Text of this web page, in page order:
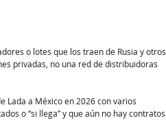
o lotes que los traen de Rusia y otros
privadas, no una red de distribuidoras
Lada a México en 2026 con varios
o “si llega” y que aún no hay contratos